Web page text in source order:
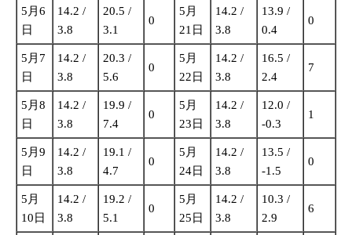
5月6
日
14.2 /
3.8
20.5 /
3.1
0
5月
21日
14.2 /
3.8
13.9 /
0.4
0
5月7
日
14.2 /
3.8
20.3 /
5.6
0
5月
22日
14.2 /
3.8
16.5 /
2.4
7
5月8
日
14.2 /
3.8
19.9 /
7.4
0
5月
23日
14.2 /
3.8
12.0 /
-0.3
1
5月9
日
14.2 /
3.8
19.1 /
4.7
0
5月
24日
14.2 /
3.8
13.5 /
-1.5
0
5月
10日
14.2 /
3.8
19.2 /
5.1
0
5月
25日
14.2 /
3.8
10.3 /
2.9
6